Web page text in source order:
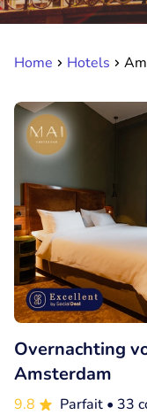
Home Hotels
Overnachting
Amsterdam
9.8 Parfait • 33